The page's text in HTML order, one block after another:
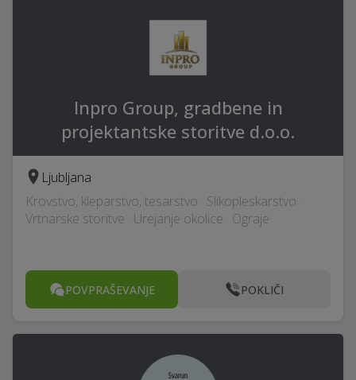
Inpro Group, gradbene in
projektantske storitve d.o.o.
Ljubljana
Krovstvo, kleparstvo, tesarstvo · Slikopleskarstvo ·
Vrtnarske storitve · Urejanje okolice · Ograje
POVPRAŠEVANJE POKLIČI